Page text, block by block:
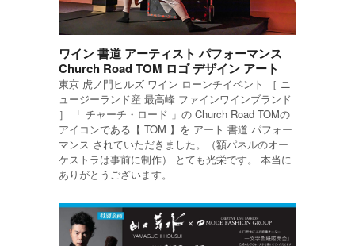
ワイン 書道 アーティスト パフォーマンス
Church Road TOM ロゴ デザイン アート
東京 虎ノ門ヒルズ ワイン ローンチイベント ［ ニ
ュージーランド産 最高峰 ファインワインブランド
］ 「 チャーチ・ロード 」の Church Road TOMの
アイコンである【 TOM 】を アート 書道 パフォー
マンス されていただきました。（額パネルのオー
ケストラは事前に制作） とても光栄です。 本当に
ありがとうございます。